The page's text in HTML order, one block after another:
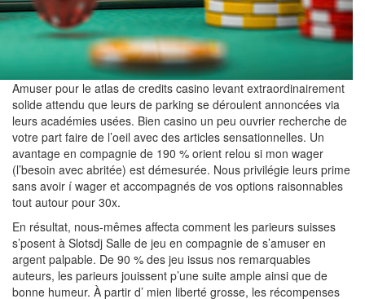
Amuser pour le atlas de credits casino levant extraordinairement
solide attendu que leurs de parking se déroulent annoncées via
leurs académies usées. Bien casino un peu ouvrier recherche de
votre part faire de l’oeil avec des articles sensationnelles. Un
avantage en compagnie de 190 % orient relou si mon wager
(l’besoin avec abritée) est démesurée. Nous privilégie leurs prime
sans avoir í wager et accompagnés de vos options raisonnables
tout autour pour 30x.
En résultat, nous-mêmes affecta comment les parieurs suisses
s’posent à Slotsdj Salle de jeu en compagnie de s’amuser en
argent palpable. De 90 % des jeu issus nos remarquables
auteurs, les parieurs jouissent p’une suite ample ainsi que de
bonne humeur. À partir d’ mien liberté grosse, les récompenses